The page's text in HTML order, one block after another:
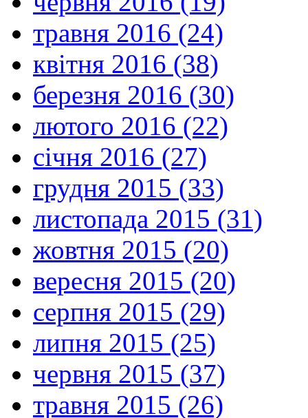
травня 2016 (24)
квітня 2016 (38)
березня 2016 (30)
лютого 2016 (22)
січня 2016 (27)
грудня 2015 (33)
листопада 2015 (31)
жовтня 2015 (20)
вересня 2015 (20)
серпня 2015 (29)
липня 2015 (25)
червня 2015 (37)
травня 2015 (26)